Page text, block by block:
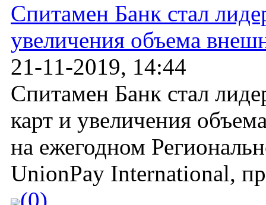
Спитамен Банк стал
увеличения объема
21-11-2019, 14:44
Спитамен Банк стал
карт и увеличения
на ежегодном
UnionPay International,